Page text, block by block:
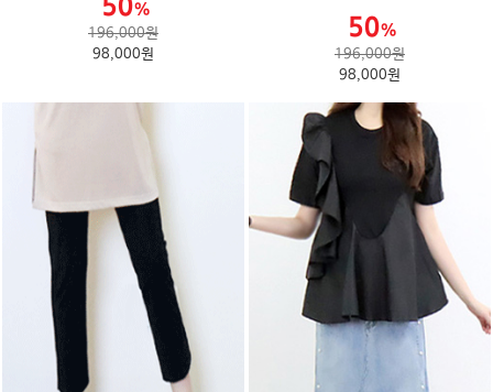
196,000원
98,000원
196,000원
98,000원